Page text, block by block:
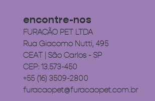
encontre-nos
FURACÃO PET LTDA
Rua Giacomo Nutti, 495
CEAT | São Carlos - SP
CEP: 13.573-450
+55 (16) 3509-2800
furacaopet@furacaopet.com.br